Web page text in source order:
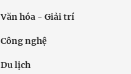
Văn hóa - Giải trí
Công nghệ
Du lịch